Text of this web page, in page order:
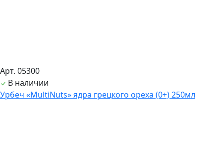
Арт. 05300
В наличии
Урбеч «MultiNuts» ядра грецкого ореха (0+) 250мл